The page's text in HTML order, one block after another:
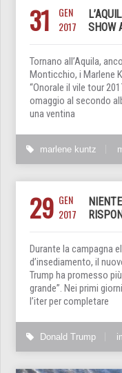
31
GEN
2017
SHOW
Tornano all’Aquila,
Monticchio, i Marlene
“Onorale il vile tour
omaggio al secondo
una ventina
marlene kuntz
29 GEN
2017
Durante la campagna
d’insediamento, il
Trump ha promesso
grande”. Nei primi
l’iter per completare
Donald Trump